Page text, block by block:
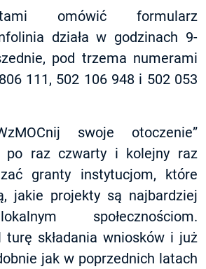
omówić formularz
działa w godzinach 9-
pod trzema numerami
111, 502 106 948 i 502 053
swoje otoczenie”
po raz czwarty i kolejny raz
granty instytucjom, które
jakie projekty są najbardziej
społecznościom.
turę składania wniosków i już
jak w poprzednich latach